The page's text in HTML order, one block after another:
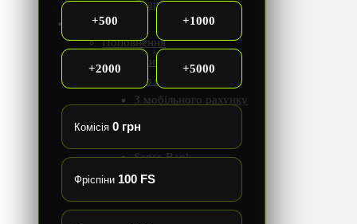
Скарбничку
BETON
Поповнення
Приват24
Без картки
З мобільного рахунку
Sense Bank
Mastercard
Київстар
+500 +1000
+2000 +5000
Комісія 0 грн
Фріспіни 100 FS